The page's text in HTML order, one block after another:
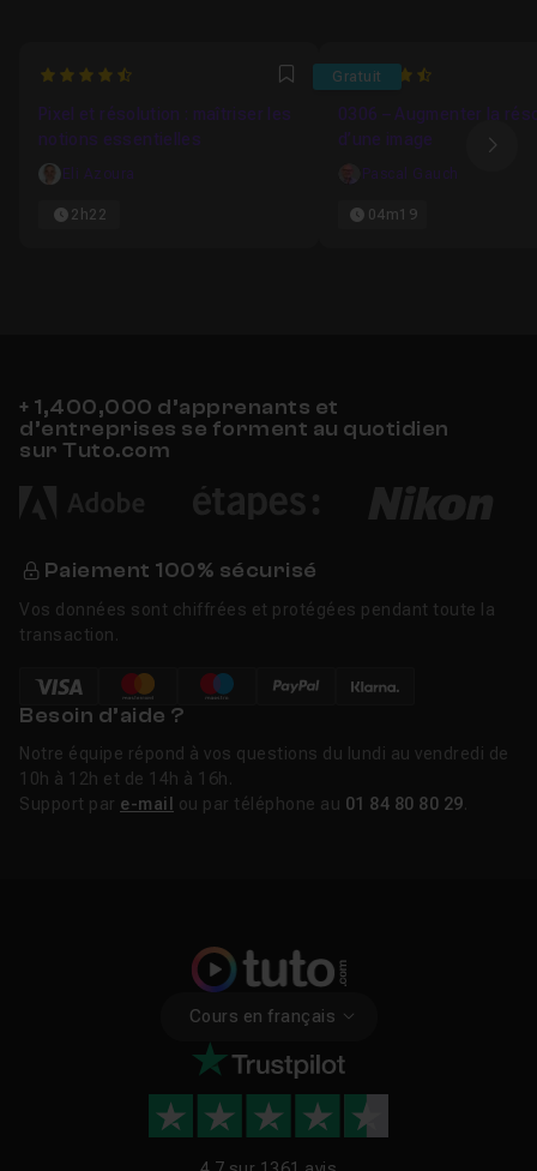
4.3333333333333 Favori
Pixel et résolution : maîtriser les
notions essentielles
Eli Azoura
2h22
Gratuit
4.9117647058824
0306 – Augmenter la
d’une image
Pascal Gauch
04m19
+ 1,400,000 d’apprenants et
d’entreprises se forment au quotidien
sur Tuto.com
Paiement 100% sécurisé
Vos données sont chiffrées et protégées pendant toute la
transaction.
Besoin d’aide ?
Notre équipe répond à vos questions du lundi au vendredi de
10h à 12h et de 14h à 16h.
Support par e-mail ou par téléphone au 01 84 80 80 29
Cours en français